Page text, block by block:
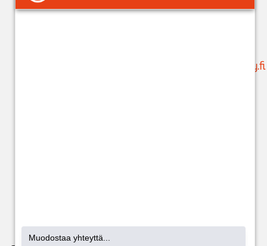
ma-pe klo 9-15
suunnittelu@issoy.fi